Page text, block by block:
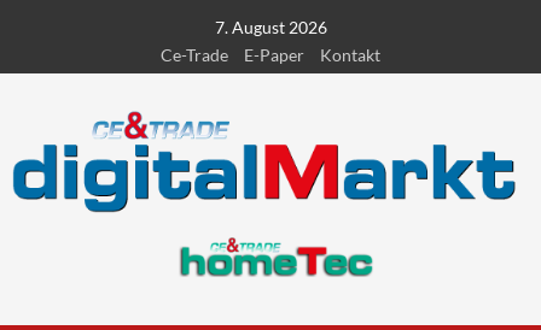
content
7. August 2026
Ce-Trade
E-Paper Kontakt